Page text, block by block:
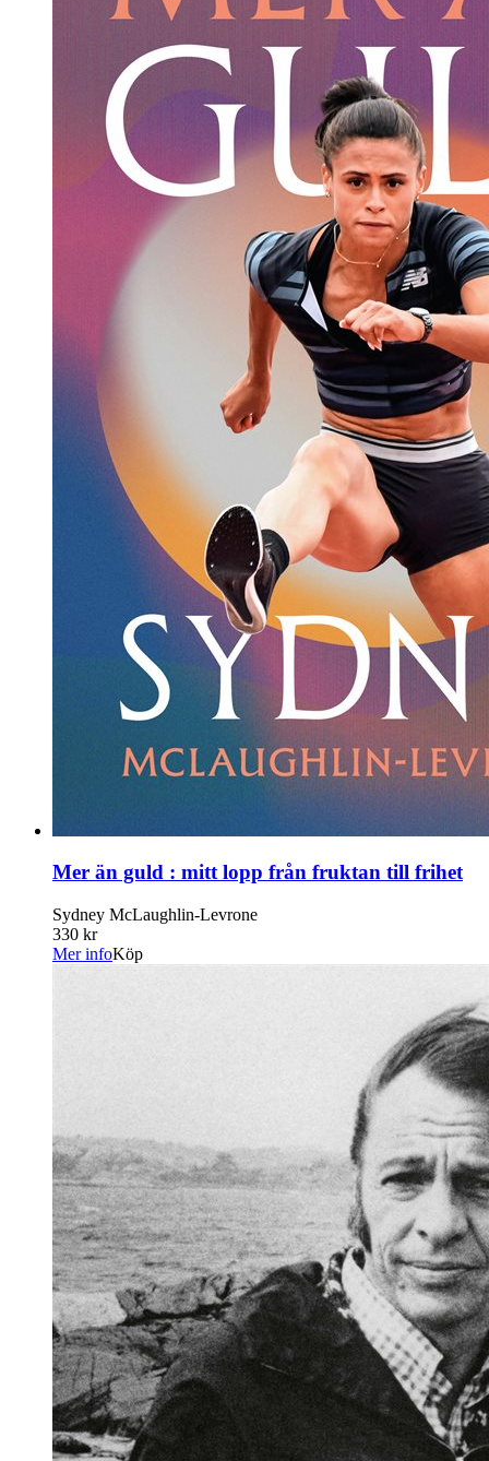
Mer än guld : mitt lopp från fruktan till frihet
Sydney McLaughlin-Levrone
330 kr
Mer infoKöp